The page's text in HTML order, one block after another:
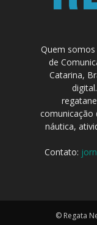
Quem somos
de
Catarina,
comunicação
náutica,
Contato:
© Regata